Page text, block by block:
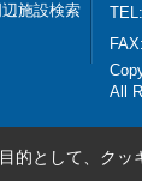
辺施設検索
All
的として、クッ